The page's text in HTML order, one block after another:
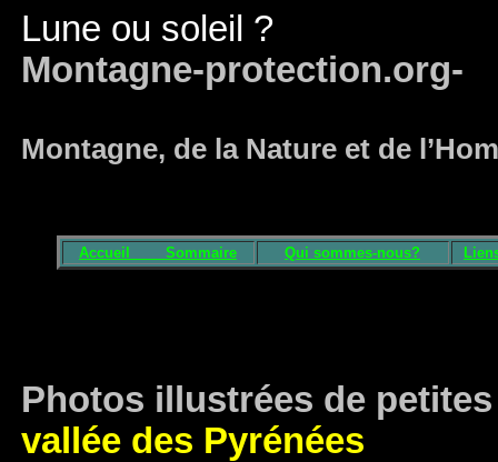
Lune ou soleil ?
Montagne-protection.org-
Montagne, de la Nature et de
Accueil Sommaire Qui sommes-nous?
Photos illustrées de
vallée des Pyrénées